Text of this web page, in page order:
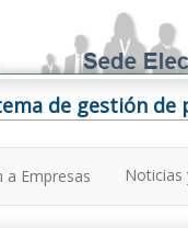
de gestión de
a Empresas